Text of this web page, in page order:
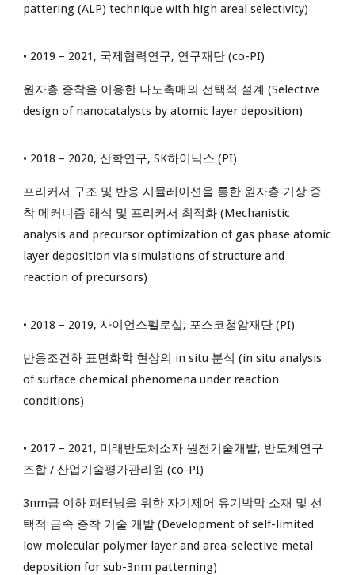
pattering (ALP) technique with high areal selectivity)
• 2019 – 2021, 국제협력연구, 연구재단 (co-PI)
원자층 증착을 이용한 나노촉매의 선택적 설계 (Selective
design of nanocatalysts by atomic layer deposition)
• 2018 – 2020, 산학연구, SK하이닉스 (PI)
프리커서 구조 및 반응 시뮬레이션을 통한 원자층 기상 증
착 메커니즘 해석 및 프리커서 최적화 (Mechanistic
analysis and precursor optimization of gas phase atomic
layer deposition via simulations of structure and
reaction of precursors)
• 2018 – 2019, 사이언스펠로십, 포스코청암재단 (PI)
반응조건하 표면화학 현상의 in situ 분석 (in situ analysis
of surface chemical phenomena under reaction
conditions)
• 2017 – 2021, 미래반도체소자 원천기술개발, 반도체연구
조합 / 산업기술평가관리원 (co-PI)
3nm급 이하 패터닝을 위한 자기제어 유기박막 소재 및 선
택적 금속 증착 기술 개발 (Development of self-limited
low molecular polymer layer and area-selective metal
deposition for sub-3nm patterning)